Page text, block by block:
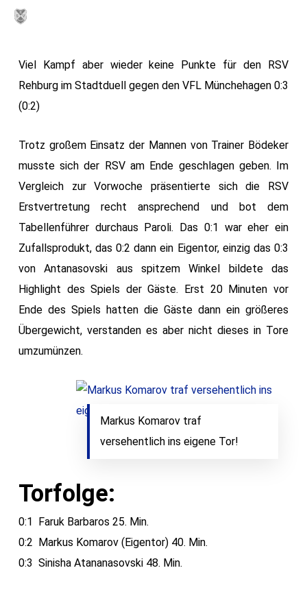
Skip
contentViel Kampf aber wieder keine Punkte für den RSV
Rehburg im Stadtduell gegen den VFL Münchehagen 0:3
(0:2)
Trotz großem Einsatz der Mannen von Trainer Bödeker
musste sich der RSV am Ende geschlagen geben. Im
Vergleich zur Vorwoche präsentierte sich die RSV
Erstvertretung recht ansprechend und bot dem
Tabellenführer durchaus Paroli. Das 0:1 war eher ein
Zufallsprodukt, das 0:2 dann ein Eigentor, einzig das 0:3
von Antanasovski aus spitzem Winkel bildete das
Highlight des Spiels der Gäste. Erst 20 Minuten vor
Ende des Spiels hatten die Gäste dann ein größeres
Übergewicht, verstanden es aber nicht dieses in Tore
umzumünzen.
Markus Komarov traf
versehentlich ins eigene Tor!
Torfolge:
0:1 Faruk Barbaros 25. Min.
0:2 Markus Komarov (Eigentor) 40. Min.
0:3 Sinisha Atananasovski 48. Min.